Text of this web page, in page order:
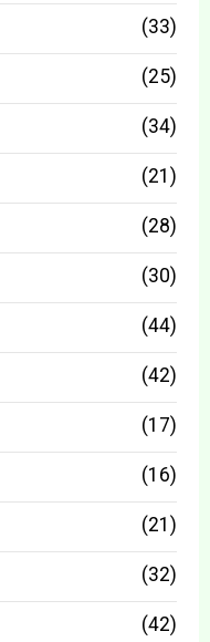
(33)
(25)
(34)
(21)
(28)
(30)
(44)
(42)
(17)
(16)
(21)
(32)
(42)